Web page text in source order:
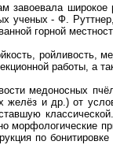
завоевала
ученых - Ф.
горной
ройливость,
работы, а
медоносных
и др.) от
по